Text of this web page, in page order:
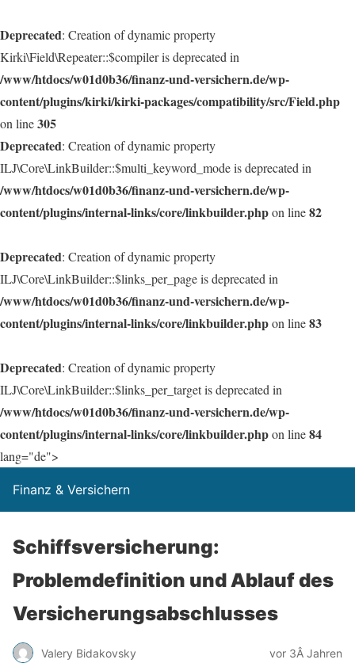
Deprecated: Creation of dynamic property
Kirki\Field\Repeater::$compiler is deprecated in
/www/htdocs/w01d0b36/finanz-und-versichern.de/wp-
content/plugins/kirki/kirki-packages/compatibility/src/Field.php
on line305
Deprecated: Creation of dynamic property
ILJ\Core\LinkBuilder::$multi_keyword_mode is deprecated in
/www/htdocs/w01d0b36/finanz-und-versichern.de/wp-
content/plugins/internal-links/core/linkbuilder.phpon line82
Deprecated: Creation of dynamic property
ILJ\Core\LinkBuilder::$links_per_page is deprecated in
/www/htdocs/w01d0b36/finanz-und-versichern.de/wp-
content/plugins/internal-links/core/linkbuilder.phpon line83
Deprecated: Creation of dynamic property
ILJ\Core\LinkBuilder::$links_per_target is deprecated in
/www/htdocs/w01d0b36/finanz-und-versichern.de/wp-
content/plugins/internal-links/core/linkbuilder.phpon line84
lang="de">
Finanz & Versichern
Schiffsversicherung:
Problemdefinition und Ablauf des
Versicherungsabschlusses
Valery Bidakovsky vor 3Â Jahren